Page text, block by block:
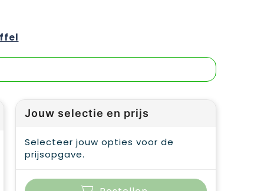
Jouw selectie en prijs
Selecteer jouw opties voor de
prijsopgave.